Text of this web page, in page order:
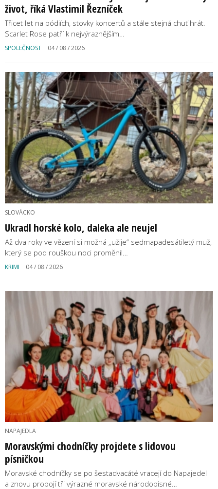
život, říká Vlastimil Řezníček
Třicet let na pódiích, stovky koncertů a stále stejná chuť hrát.
Scarlet Rose patří k nejvýraznějším…
SPOLEČNOST 04 / 08 / 2026
SLOVÁCKO
Ukradl horské kolo, daleka ale neujel
Až dva roky ve vězení si možná „užije“ sedmapadesátiletý muž,
který se pod rouškou noci proměnil…
KRIMI 04 / 08 / 2026
NAPAJEDLA
Moravskými chodníčky projdete s lidovou
písničkou
Moravské chodníčky se po šestadvacáté vracejí do Napajedel
a znovu propojí tři výrazné moravské národopisné…